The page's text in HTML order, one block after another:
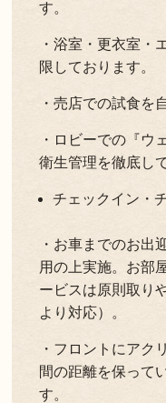
す。
・浴室・更衣室・
限しております。
・売店での試食を
・ロビーでの『ウ
衛生管理を徹底し
チェックイン・
・お車までのお出
用の上実施。お部
ービスは原則取り
より対応）。
・フロントにアク
間の距離を保って
す。